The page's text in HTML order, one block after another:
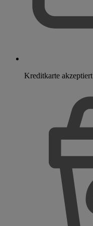
Kreditkarte akzeptiert